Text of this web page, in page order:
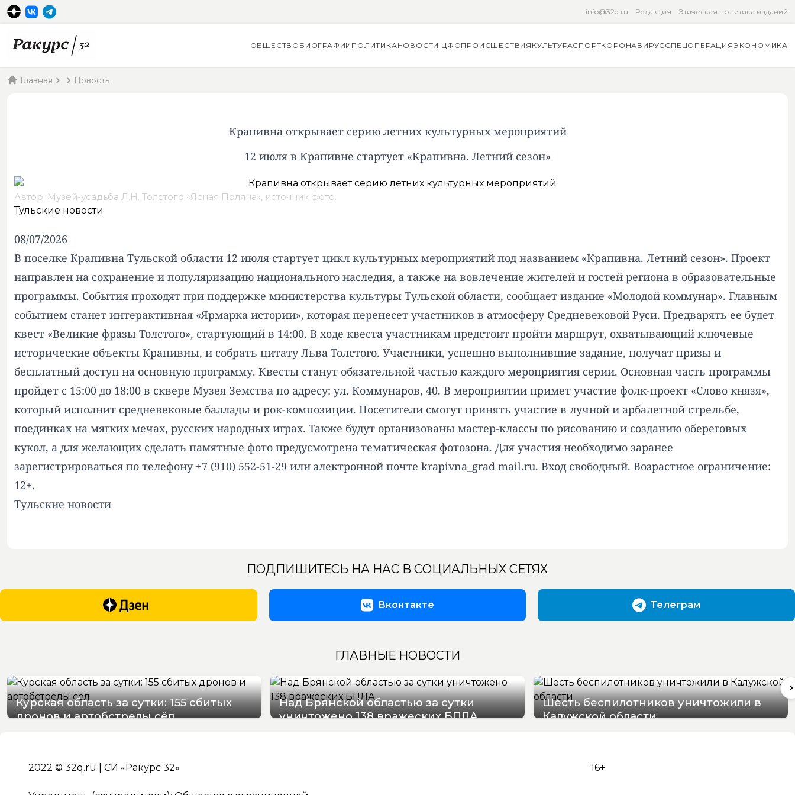
info@32q.ru Редакция Этическая политика изданий
ОБЩЕСТВО БИОГРАФИИ ПОЛИТИКАНОВОСТИ ЦФОПРОИСШЕСТВИЯ КУЛЬТУРАСПОРТКОРОНАВИРУССПЕЦОПЕРАЦИЯЭКОНОМИКА
Главная Новость
Крапивна открывает серию летних культурных мероприятий
12 июля в Крапивне стартует «Крапивна. Летний сезон»
Автор: Музей-усадьба Л.Н. Толстого «Ясная Поляна», источник фото.
Тульские новости
08/07/2026
В поселке Крапивна Тульской области 12 июля стартует цикл культурных мероприятий под названием «Крапивна. Летний сезон». Проект
направлен на сохранение и популяризацию национального наследия, а также на вовлечение жителей и гостей региона в образовательные
программы. События проходят при поддержке министерства культуры Тульской области, сообщает издание «Молодой коммунар». Главным
событием станет интерактивная «Ярмарка истории», которая перенесет участников в атмосферу Средневековой Руси. Предварять ее будет
квест «Великие фразы Толстого», стартующий в 14:00. В ходе квеста участникам предстоит пройти маршрут, охватывающий ключевые
исторические объекты Крапивны, и собрать цитату Льва Толстого. Участники, успешно выполнившие задание, получат призы и
бесплатный доступ на основную программу. Квесты станут обязательной частью каждого мероприятия серии. Основная часть программы
пройдет с 15:00 до 18:00 в сквере Музея Земства по адресу: ул. Коммунаров, 40. В мероприятии примет участие фолк-проект «Слово князя»,
который исполнит средневековые баллады и рок-композиции. Посетители смогут принять участие в лучной и арбалетной стрельбе,
поединках на мягких мечах, русских народных играх. Также будут организованы мастер-классы по рисованию и созданию обереговых
кукол, а для желающих сделать памятные фото предусмотрена тематическая фотозона. Для участия необходимо заранее
зарегистрироваться по телефону +7 (910) 552-51-29 или электронной почте krapivna_grad mail.ru. Вход свободный. Возрастное ограничение:
12+.
Тульские новости
ПОДПИШИТЕСЬ НА НАС В СОЦИАЛЬНЫХ СЕТЯХ
Вконтакте Телеграм
ГЛАВНЫЕ НОВОСТИ
Курская область за сутки: 155 сбитых
дронов и артобстрелы сёл
Над Брянской областью за сутки
уничтожено 138 вражеских БПЛА
Шесть беспилотников уничтожили в
Калужской области
2022 © 32q.ru | СИ «Ракурс 32» 16+